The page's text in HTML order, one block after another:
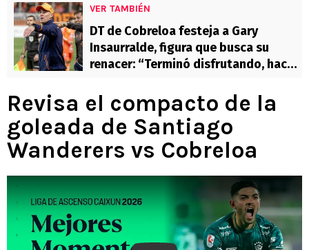
VER TAMBIÉN
DT de Cobreloa festeja a Gary
Insaurralde, figura que busca su
renacer: “Terminó disfrutando, hace
Revisa el compacto de la
goleada de Santiago
Wanderers vs Cobreloa